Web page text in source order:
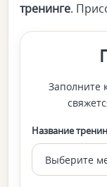
тренинге.
Заполните
Название